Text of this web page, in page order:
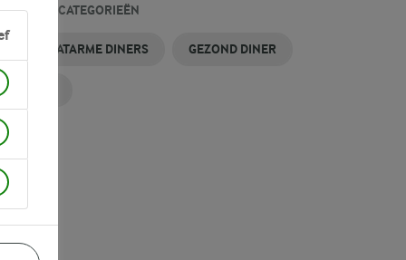
CATEGORIEËN
DINERS GEZOND DINER